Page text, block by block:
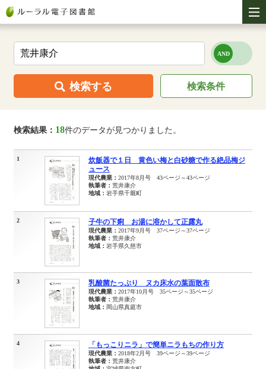
検索する 検索条件
検索結果： 18件のデータが見つかりました。
1
炊飯器で１日 黄色い梅と白砂糖で作る絶品梅ジ
ュース
現代農業： 2017年8月号 43ページ～43ページ
執筆者： 荒井康介
地域： 岩手県千厩町
2 子牛の下痢 お湯に溶かして正露丸
現代農業： 2017年9月号 37ページ～37ページ
執筆者： 荒井康介
地域： 岩手県久慈市
3 乳酸菌たっぷり ヌカ床水の葉面散布
現代農業： 2017年10月号 35ページ～35ページ
執筆者： 荒井康介
地域： 岡山県真庭市
4 「もっこりニラ」で簡単ニラもちの作り方
現代農業： 2018年2月号 39ページ～39ページ
執筆者： 荒井康介